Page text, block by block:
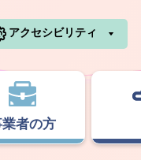
アクセシビリティ
者の方